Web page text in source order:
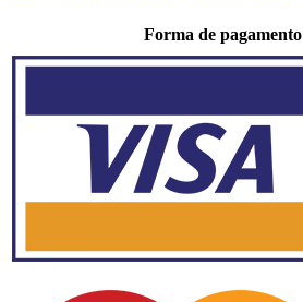
Forma de pagamento